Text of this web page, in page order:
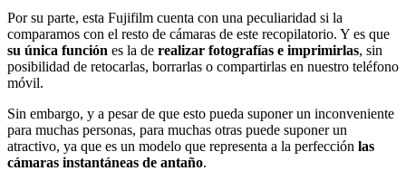
Por su parte, esta Fujifilm cuenta con una peculiaridad si la
comparamos con el resto de cámaras de este recopilatorio. Y es que
su única función es la de realizar fotografías e imprimirlas, sin
posibilidad de retocarlas, borrarlas o compartirlas en nuestro teléfono
móvil.
Sin embargo, y a pesar de que esto pueda suponer un inconveniente
para muchas personas, para muchas otras puede suponer un
atractivo, ya que es un modelo que representa a la perfección las
cámaras instantáneas de antaño.